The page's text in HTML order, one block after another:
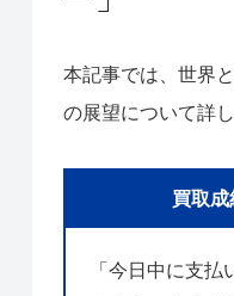
本記事では、世界
の展望について詳
買取成
「今日中に支